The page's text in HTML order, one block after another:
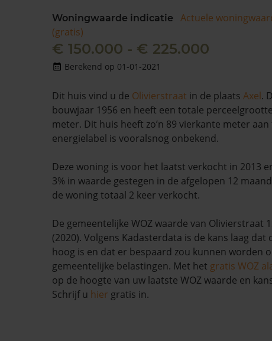
Woningwaarde indicatie
Actuele
(gratis)
€ 150.000 - € 225.000
Berekend op 01-01-2021
Dit huis vind u de Olivierstraat in de plaats Axel.
bouwjaar 1956 en heeft een totale
meter. Dit huis heeft zo’n 89 vierkante meter
energielabel is vooralsnog onbekend.
Deze woning is voor het laatst verkocht in 2013
3% in waarde gestegen in de afgelopen 12
de woning totaal 2 keer verkocht.
De gemeentelijke WOZ waarde van Olivierstraat
(2020). Volgens Kadasterdata is de kans laag dat
hoog is en dat er bespaard zou kunnen worden
gemeentelijke belastingen. Met het gratis WOZ
op de hoogte van uw laatste WOZ waarde en
Schrijf u hier gratis in.